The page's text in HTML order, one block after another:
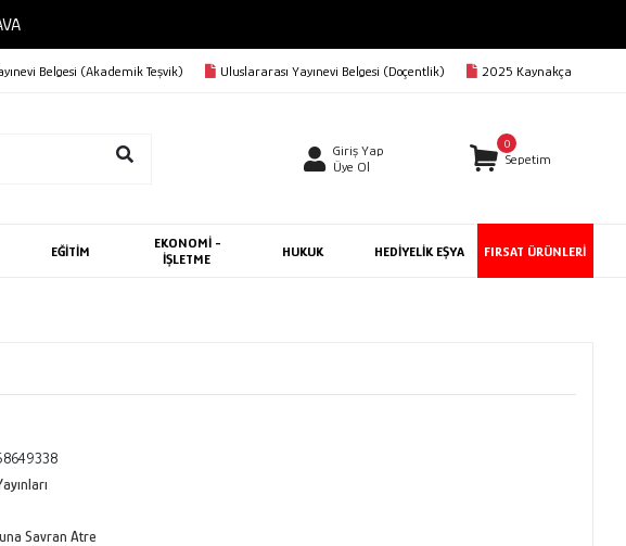
Belgesi (Akademik Teşvik) Uluslararası Yayınevi Belgesi (Doçentlik) 2025 Kaynakça
Giriş Yap
Üye Ol
0
Sepetim
EĞİTİM
EKONOMİ -
İŞLETME
HUKUK HEDİYELİK EŞYA FIRSAT ÜRÜNLERİ
Savran Atre